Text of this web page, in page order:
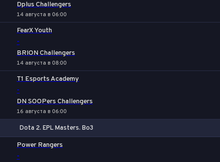
Dplus Challengers
14 августа в 06:00
FearX Youth
-
BRION Challengers
14 августа в 08:00
T1 Esports Academy
-
DN SOOPers Challengers
16 августа в 06:00
Dota 2. EPL Masters. Bo3
Power Rangers
-